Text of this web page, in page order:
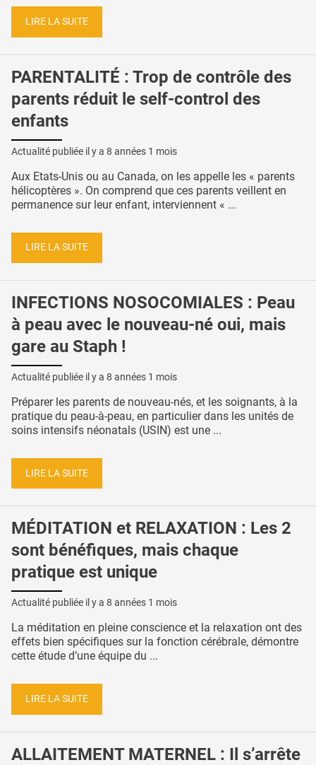
LIRE LA SUITE
PARENTALITÉ : Trop de contrôle des
parents réduit le self-control des
enfants
Actualité publiée il y a 8 années 1 mois
Aux Etats-Unis ou au Canada, on les appelle les « parents
hélicoptères ». On comprend que ces parents veillent en
permanence sur leur enfant, interviennent « ...
LIRE LA SUITE
INFECTIONS NOSOCOMIALES : Peau
à peau avec le nouveau-né oui, mais
gare au Staph !
Actualité publiée il y a 8 années 1 mois
Préparer les parents de nouveau-nés, et les soignants, à la
pratique du peau-à-peau, en particulier dans les unités de
soins intensifs néonatals (USIN) est une ...
LIRE LA SUITE
MÉDITATION et RELAXATION : Les 2
sont bénéfiques, mais chaque
pratique est unique
Actualité publiée il y a 8 années 1 mois
La méditation en pleine conscience et la relaxation ont des
effets bien spécifiques sur la fonction cérébrale, démontre
cette étude d’une équipe du ...
LIRE LA SUITE
ALLAITEMENT MATERNEL : Il s’arrête